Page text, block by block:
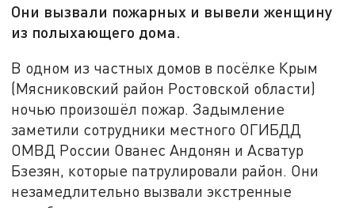
Они вызвали пожарных и вывели женщину
из полыхающего дома.
В одном из частных домов в посёлке Крым
(Мясниковский район Ростовской области)
ночью произошёл пожар. Задымление
заметили сотрудники местного ОГИБДД
ОМВД России Ованес Андонян и Асватур
Бзезян, которые патрулировали район. Они
незамедлительно вызвали экстренные